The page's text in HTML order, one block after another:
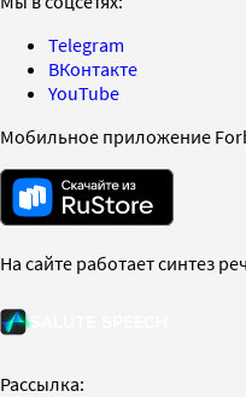
Telegram
ВКонтакте
YouTube
Мобильное приложение
На сайте работает синтез
Рассылка: